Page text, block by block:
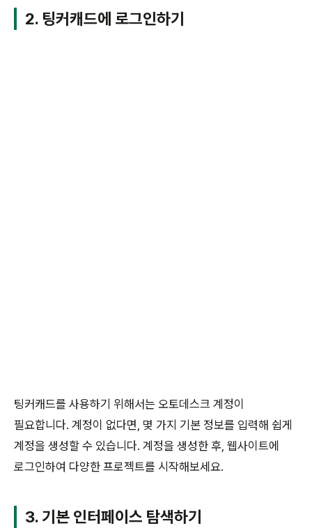
2. 팅커캐드에 로그인하기
팅커캐드를 사용하기 위해서는 오토데스크 계정이
필요합니다. 계정이 없다면, 몇 가지 기본 정보를 입력해 쉽게
계정을 생성할 수 있습니다. 계정을 생성한 후, 웹사이트에
로그인하여 다양한 프로젝트를 시작해보세요.
3. 기본 인터페이스 탐색하기